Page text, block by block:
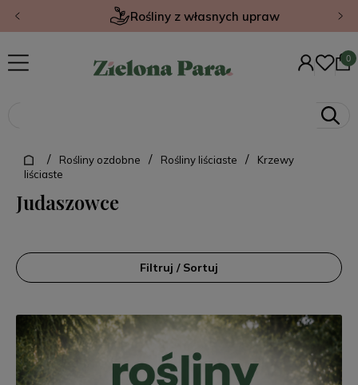
Rośliny z własnych upraw
/ Rośliny ozdobne / Rośliny liściaste /
Krzewy
liściaste
Judaszowce
Filtruj / Sortuj